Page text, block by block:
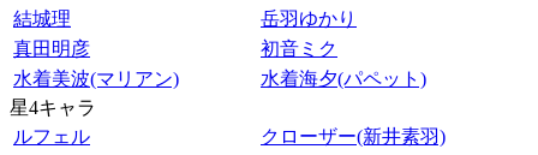
結城理
岳羽ゆかり
真田明彦
初音ミク
水着美波(マリアン)
水着海夕(パペット)
星4キャラ
ルフェル
クローザー(新井素羽)